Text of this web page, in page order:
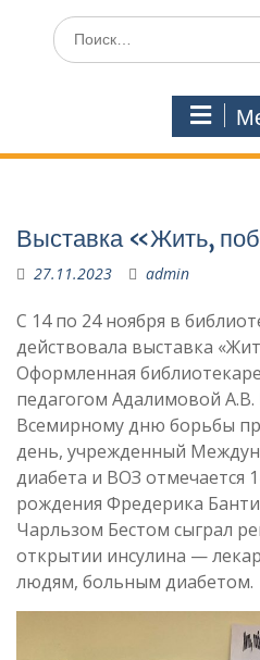
Поиск
по:
Выставка «Жить,
27.11.2023 admin
С 14 по 24 ноября в
действовала выставка
Оформленная
педагогом Адалимовой
Всемирному дню борьбы
день, учрежденный
диабета и ВОЗ отмечается
рождения Фредерика
Чарльзом Бестом сыграл
открытии инсулина —
людям, больным диабетом.